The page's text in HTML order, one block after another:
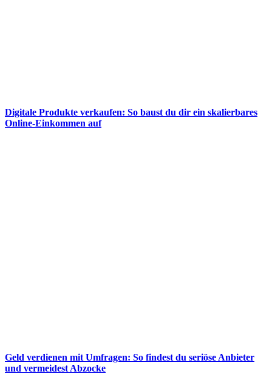
Digitale Produkte verkaufen: So baust du dir ein skalierbares
Online-Einkommen auf
Geld verdienen mit Umfragen: So findest du seriöse Anbieter
und vermeidest Abzocke